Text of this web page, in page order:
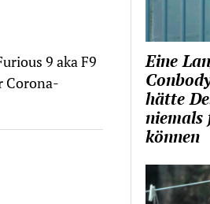
9 aka F9
Corona-
Eine
hätte
niemals
können